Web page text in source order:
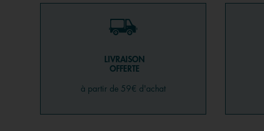
LIVRAISON
OFFERTE
à partir de 59€ d'achat